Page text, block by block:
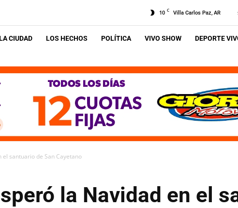
10 C Villa Carlos Paz, AR
CIUDAD LOS HECHOS POLÍTICA VIVO SHOW DEPORTE
el santuario de San Cayetano
la Navidad en el